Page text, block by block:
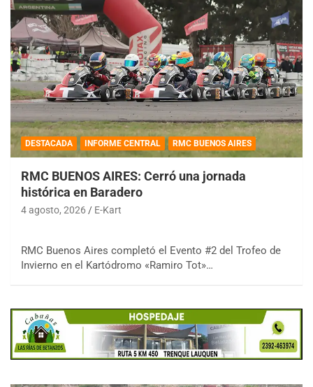
DESTACADA INFORME CENTRAL RMC BUENOS AIRES
RMC BUENOS AIRES: Cerró una jornada
histórica en Baradero
4 agosto, 2026 E-Kart
RMC Buenos Aires completó el Evento #2 del Trofeo de
Invierno en el Kartódromo «Ramiro Tot»…